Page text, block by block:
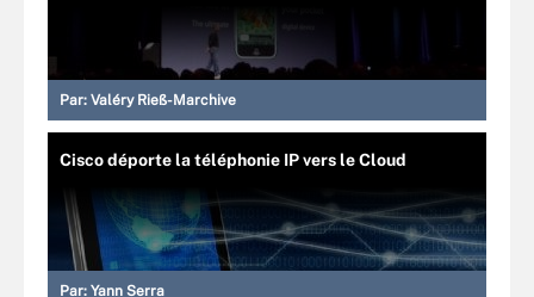
Par: Valéry Rieß-Marchive
Cisco déporte la téléphonie IP vers le Cloud
Par: Yann Serra